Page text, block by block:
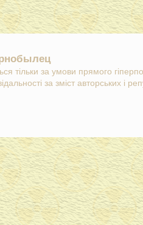
тільки за умови прямого
за зміст авторських і